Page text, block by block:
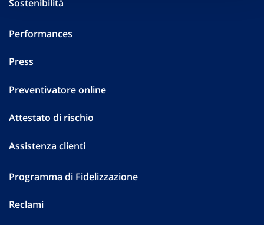
Sostenibilità
Performances
Press
Preventivatore online
Attestato di rischio
Assistenza clienti
Programma di Fidelizzazione
Reclami